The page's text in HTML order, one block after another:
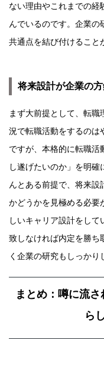
ない理由やこれまでの経
んでいるのです。企業の
共通点を結び付けること
将来設計が企業の
まず大前提として、転
況で転職活動をするのは
ですが、本格的に転職活
し遂げたいのか」を明
んとある前提で、将来設
かどうかを見極める必要
しいキャリア設計をし
致しなければ内定を勝ち
く企業の研究もしっかり
まとめ：噂に流
ら